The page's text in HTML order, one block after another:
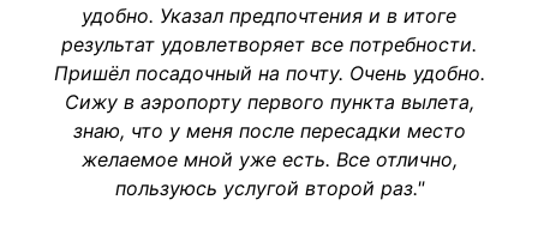
удобно. Указал предпочтения и в итоге
результат удовлетворяет все потребности.
Пришёл посадочный на почту. Очень удобно.
Сижу в аэропорту первого пункта вылета,
знаю, что у меня после пересадки место
желаемое мной уже есть. Все отлично,
пользуюсь услугой второй раз."